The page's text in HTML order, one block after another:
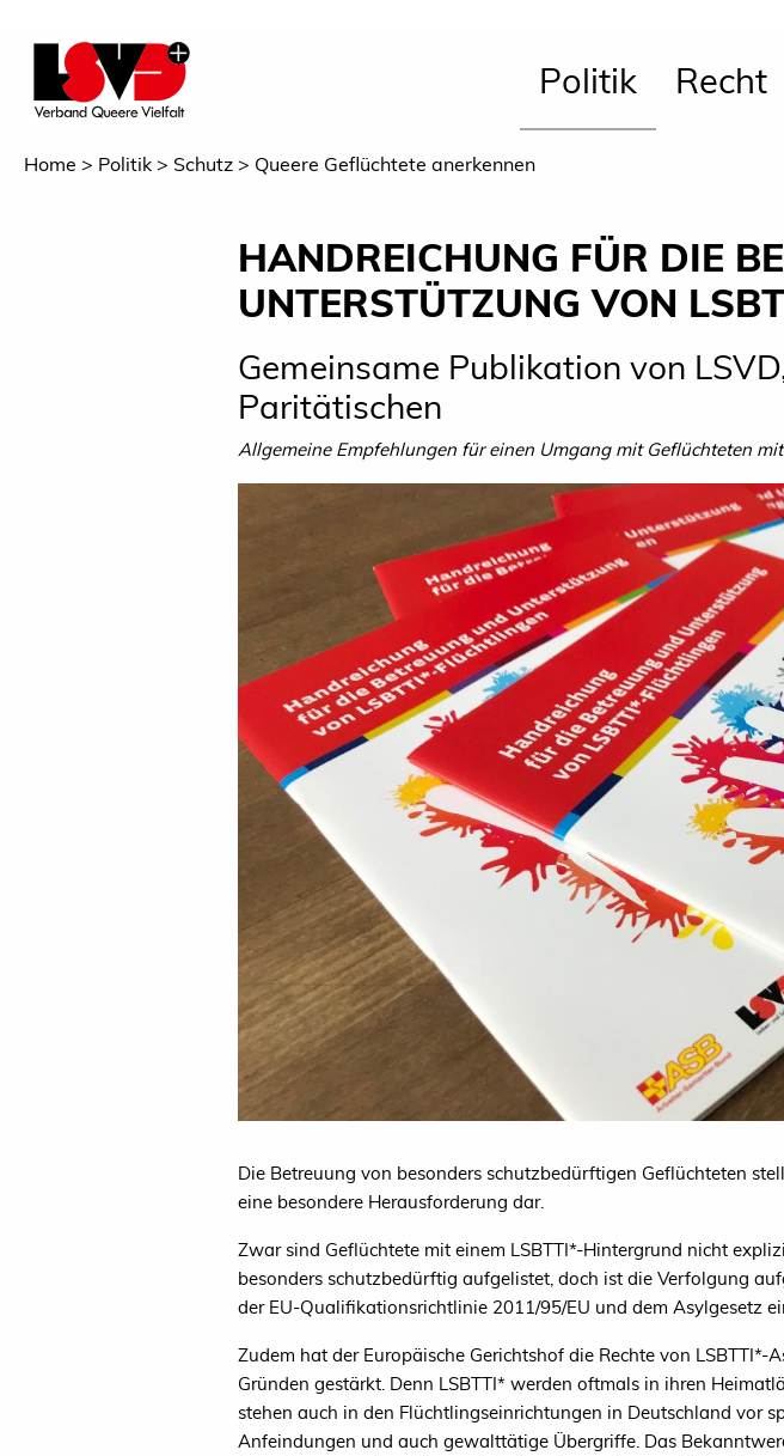
Politik Recht
Home Politik Schutz Queere Geflüchtete anerkennen
HANDREICHUNG FÜR DIE
UNTERSTÜTZUNG VON
Gemeinsame Publikation von
Paritätischen
Allgemeine Empfehlungen für einen Umgang mit Geflüchteten
Die Betreuung von besonders schutzbedürftigen Geflüchteten
eine besondere Herausforderung dar.
Zwar sind Geflüchtete mit einem LSBTTI*-Hintergrund nicht
besonders schutzbedürftig aufgelistet, doch ist die Verfolgung
der EU-Qualifikationsrichtlinie 2011/95/EU und dem Asylgesetz
Zudem hat der Europäische Gerichtshof die Rechte von LSBTTI*-
Gründen gestärkt. Denn LSBTTI* werden oftmals in ihren
stehen auch in den Flüchtlingseinrichtungen in Deutschland vor
Anfeindungen und auch gewalttätige Übergriffe. Das